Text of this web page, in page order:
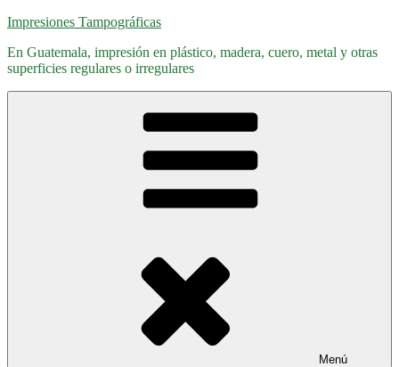
Saltar
contenido
Impresiones Tampográficas
En Guatemala, impresión en plástico, madera, cuero, metal y otras
superficies regulares o irregulares
Menú